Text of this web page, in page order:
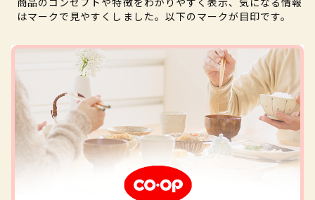
はマークで見やすくしました。以下のマークが目印です。